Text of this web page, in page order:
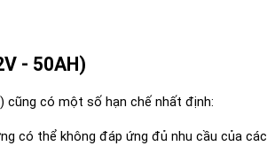
- 50AH)
cũng có một số hạn chế nhất định:
có thể không đáp ứng đủ nhu cầu của các